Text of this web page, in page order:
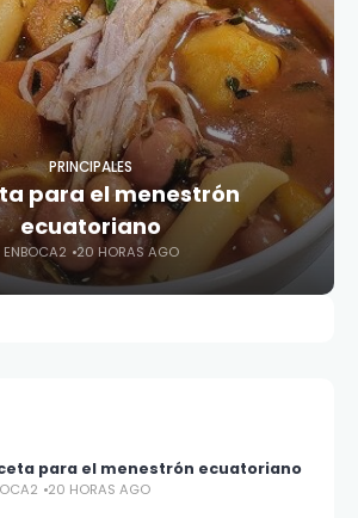
PRINCIPALES
para el menestrón
ecuatoriano
ENBOCA2 20 HORAS AGO
para el menestrón ecuatoriano
20 HORAS AGO